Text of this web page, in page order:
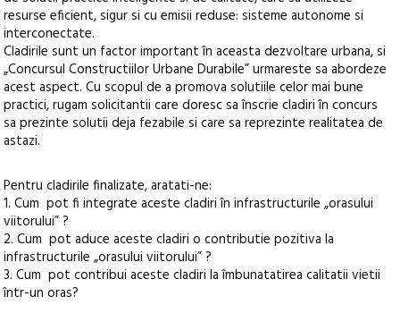
resurse eficient, sigur si cu emisii reduse: sisteme autonome si
interconectate.
Cladirile sunt un factor important în aceasta dezvoltare urbana, si
„Concursul Constructiilor Urbane Durabile” urmareste sa abordeze
acest aspect. Cu scopul de a promova solutiile celor mai bune
practici, rugam solicitantii care doresc sa înscrie cladiri în concurs
sa prezinte solutii deja fezabile si care sa reprezinte realitatea de
astazi.
Pentru cladirile finalizate, aratati-ne:
1. Cum pot fi integrate aceste cladiri în infrastructurile „orasului
viitorului” ?
2. Cum pot aduce aceste cladiri o contributie pozitiva la
infrastructurile „orasului viitorului” ?
3. Cum pot contribui aceste cladiri la îmbunatatirea calitatii vietii
într-un oras?